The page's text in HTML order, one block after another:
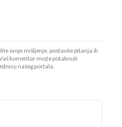
svoje mišljenje, postavite pitanja ili
komentar može potaknuti
našeg portala.